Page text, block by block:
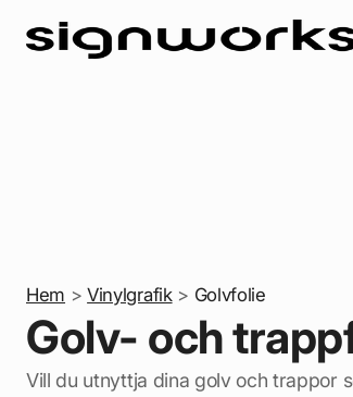
Hem >Vinylgrafik> Golvfolie
Golv- och
Vill du utnyttja dina golv och trappor